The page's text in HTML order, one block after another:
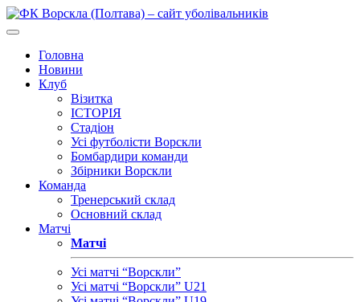
Головна
Новини
Клуб
Візитка
ІСТОРІЯ
Стадіон
Усі футболісти Ворскли
Бомбардири команди
Збірники Ворскли
Команда
Тренерський склад
Основний склад
Матчі
Матчі
Усі матчі “Ворскли”
Усі матчі “Ворскли” U21